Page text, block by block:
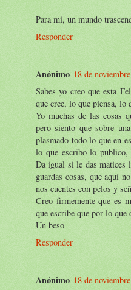
Para mí, un mundo
Responder
Anónimo 18 de
Sabes yo creo que esta
que cree, lo que piensa, lo
Yo muchas de las cosas
pero siento que sobre
plasmado todo lo que en
lo que escribo lo publico,
Da igual si le das matices
guardas cosas, que aquí
nos cuentes con pelos y
Creo firmemente que es
que escribe que por lo que
Un beso
Responder
Anónimo 18 de